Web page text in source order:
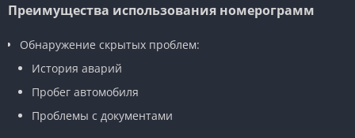
Преимущества использования номерограмм
Обнаружение скрытых проблем:
История аварий
Пробег автомобиля
Проблемы с документами